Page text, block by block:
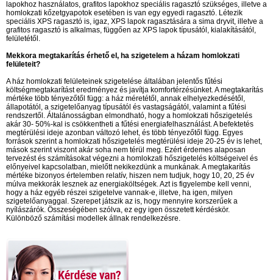
lapokhoz használatos, grafitos lapokhoz speciális ragasztó szükséges, illetve a
homlokzati kőzetgyapotok esetében is van egy egyedi ragasztó. Létezik
speciális XPS ragasztó is, igaz, XPS lapok ragasztására a sima dryvit, illetve a
grafitos ragasztó is alkalmas, függően az XPS lapok típusától, kialakításától,
felületétől.
Mekkora megtakarítás érhető el, ha szigetelem a házam homlokzati
felületeit?
A ház homlokzati felületeinek szigetelése általában jelentős fűtési
költségmegtakarítást eredményez és javítja komfortérzésünket. A megtakarítás
mértéke több tényezőtől függ: a ház méretétől, annak elhelyezkedésétől,
állapotától, a szigetelőanyag típusától és vastagságától, valamint a fűtési
rendszertől. Általánosságban elmondható, hogy a homlokzati hőszigetelés
akár 30- 50%-kal is csökkentheti a fűtési energiafelhasználást. A befektetés
megtérülési ideje azonban változó lehet, és több tényezőtől függ. Egyes
források szerint a homlokzati hőszigetelés megtérülési ideje 20-25 év is lehet,
mások szerint viszont akár soha nem térül meg. Ezért érdemes alaposan
tervezést és számításokat végezni a homlokzati hőszigetelés költségeivel és
előnyeivel kapcsolatban, mielőtt nekikezdünk a munkának. A megtakarítás
mértéke bizonyos értelemben relatív, hiszen nem tudjuk, hogy 10, 20, 25 év
múlva mekkorák lesznek az energiaköltségek. Azt is figyelembe kell venni,
hogy a ház egyéb részei szigetelve vannak-e, illetve, ha igen, milyen
szigetelőanyaggal. Szerepet játszik az is, hogy mennyire korszerűek a
nyílászárók. Összeségében szólva, ez egy igen összetett kérdéskör.
Különböző számítási modellek állnak rendelkezésre.